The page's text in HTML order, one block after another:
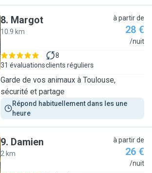
8. Margot
10.9 km
à partir de
28 €
/nuit
31 évaluations
8
clients réguliers
Garde de vos animaux à Toulouse,
sécurité et partage
Répond habituellement dans les une
heure
9. Damien
2 km
à partir de
26 €
/nuit